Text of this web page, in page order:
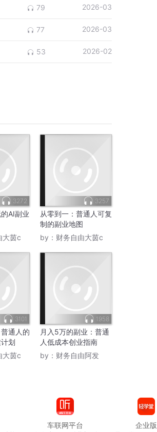
79 2026-03
77 2026-03
53 2026-02
3272
AI副业
大茵c
3257
从零到一：普通人可复
制的副业地图
by： 财务自由大茵c
3101
通人的
划
大茵c
1958
月入5万的副业：普通
人低成本创业指南
by： 财务自由阿发
车联网平台
企业版